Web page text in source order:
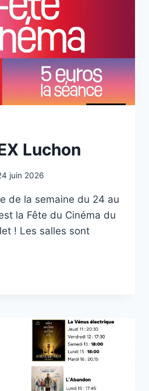
Luchon
juin 2026
de la semaine du 24 au
la Fête du Cinéma du
! Les salles sont